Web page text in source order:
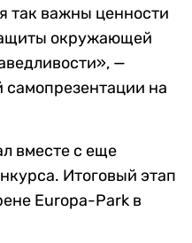
так важны ценности
окружающей
—
самопрезентации на
вместе с еще
Итоговый этап
Europa-Park в